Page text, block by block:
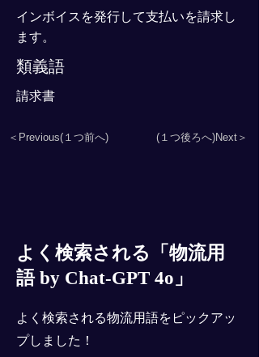
インボイスを発行して支払いを請求し
ます。
類義語
請求書
＜Previous(１つ前へ) (１つ後ろへ)Next＞
よく検索される「物流用
語 by Chat-GPT 4o」
よく検索される物流用語をピックアッ
プしました！